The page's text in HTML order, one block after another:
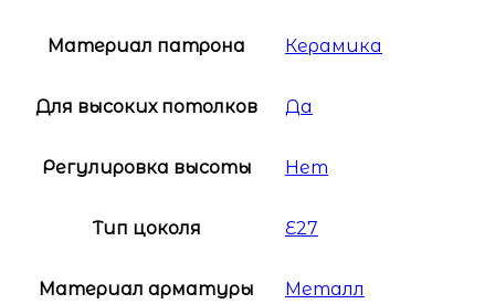
Материал патрона Керамика
Для высоких потолков Да
Регулировка высоты Нет
Тип цоколя E27
Материал арматуры Металл